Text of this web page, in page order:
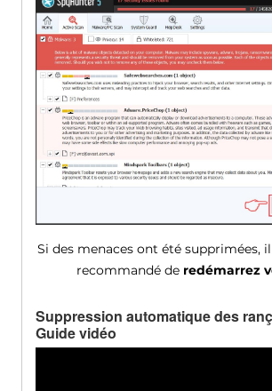
Si des menaces ont été supprimées,
recommandé de redémarrez
Suppression automatique des
Guide vidéo